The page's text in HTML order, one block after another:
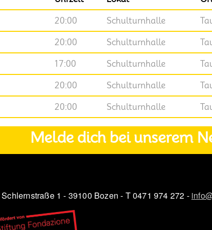
20:00 Schulturnhalle
20:00 Schulturnhalle
17:00 Schulturnhalle
20:00 Schulturnhalle
20:00 Schulturnhalle
Melde dich bei unserem
Schlernstraße 1 - 39100 Bozen - T 0471 974 272 -